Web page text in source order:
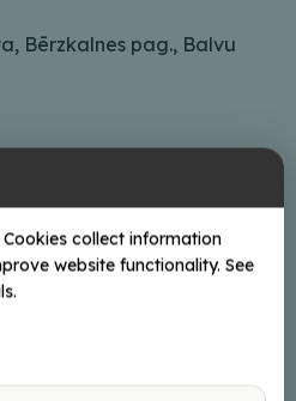
Bērzkalnes pag., Balvu
collect information
website functionality. See